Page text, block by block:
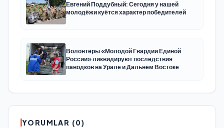
Евгений Поддубный: Сегодня у нашей
молодёжи куётся характер победителей
Волонтёры «Молодой Гвардии Единой
России» ликвидируют последствия
паводков на Урале и Дальнем Востоке
YORUMLAR (0)